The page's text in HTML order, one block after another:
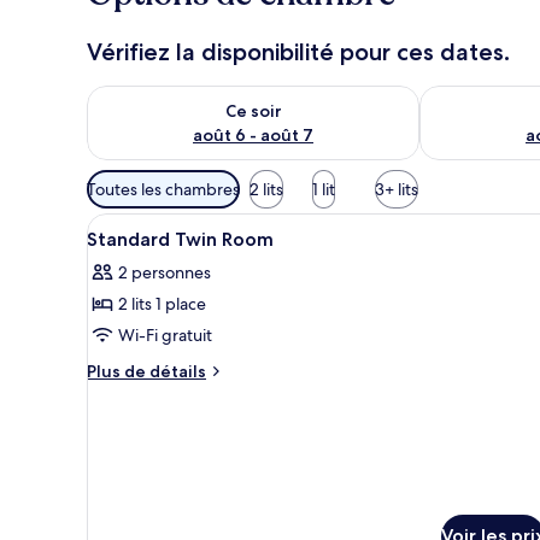
Vérifiez la disponibilité pour ces dates.
Ce soir
août 6 - août 7
Vérifier la disponibilité pour ce soir août 6 - août 7
Vérifier la
Filtres
disponibles
pour
chambres
Toutes les chambres 2 lits 1 lit 3+ lits
Afficher
toutes
les
photos
pour
ce
Une salle de bain avec un
6
Standard Twin Room
2 personnes
2 lits 1 place
Wi-Fi gratuit
Plus de détails
Plus